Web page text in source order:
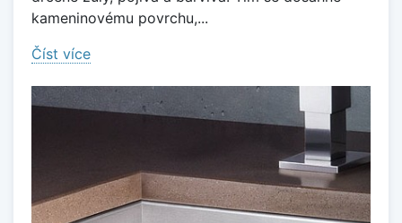
kameninovému povrchu,...
Číst více